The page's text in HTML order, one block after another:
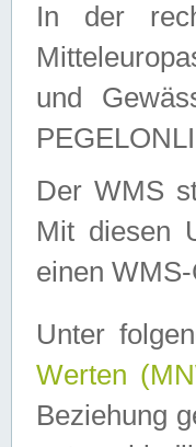
In der
und
Der WMS
Mit diesen
einen
Unter
Werten
Beziehung